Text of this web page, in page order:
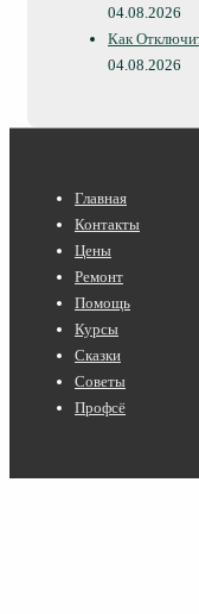
04.08.2026
Как
04.08.2026
Нижнее
меню
Главная
Контакты
Цены
Ремонт
Помощь
Курсы
Сказки
Советы
Профсё